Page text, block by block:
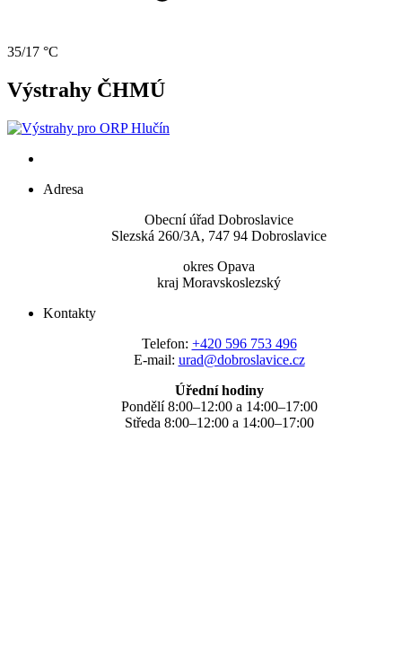
35/17 °C
Výstrahy ČHMÚ
Adresa
Obecní úřad Dobroslavice
Slezská 260/3A, 747 94 Dobroslavice
okres Opava
kraj Moravskoslezský
Kontakty
Telefon: +420 596 753 496
E-mail: urad@dobroslavice.cz
Úřední hodiny
Pondělí 8:00–12:00 a 14:00–17:00
Středa 8:00–12:00 a 14:00–17:00